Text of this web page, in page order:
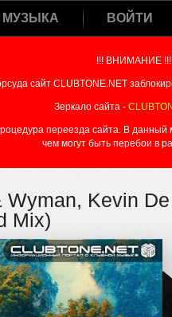
МУЗЫКА ВОЙТИ
!!! ВНИМАНИЕ !!!
сайт CLUBTONE.NET
Зеркало сайта -
переезда сайта. В данный
чем могут быть перебои в
Wyman, Kevin
Mix)